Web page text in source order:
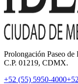
Prolongación Paseo
C.P. 01219, CDMX.
+52 (55) 5950-4000